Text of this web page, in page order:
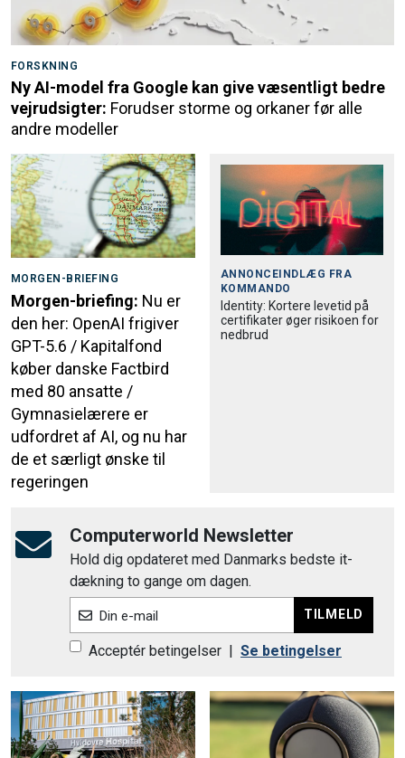
FORSKNING
Ny AI-model fra Google kan give væsentligt bedre
vejrudsigter: Forudser storme og orkaner før alle
andre modeller
MORGEN-BRIEFING
Morgen-briefing: Nu er
den her: OpenAI frigiver
GPT-5.6 / Kapitalfond
køber danske Factbird
med 80 ansatte /
Gymnasielærere er
udfordret af AI, og nu har
de et særligt ønske til
regeringen
ANNONCEINDLÆG FRA
KOMMANDO
Identity: Kortere levetid på
certifikater øger risikoen for
nedbrud
Computerworld Newsletter
Hold dig opdateret med Danmarks bedste it-
dækning to gange om dagen.
Din e-mail TILMELD
Acceptér betingelser | Se betingelser